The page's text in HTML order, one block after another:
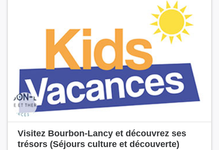
Visitez Bourbon-Lancy et découvrez ses
trésors (Séjours culture et découverte)